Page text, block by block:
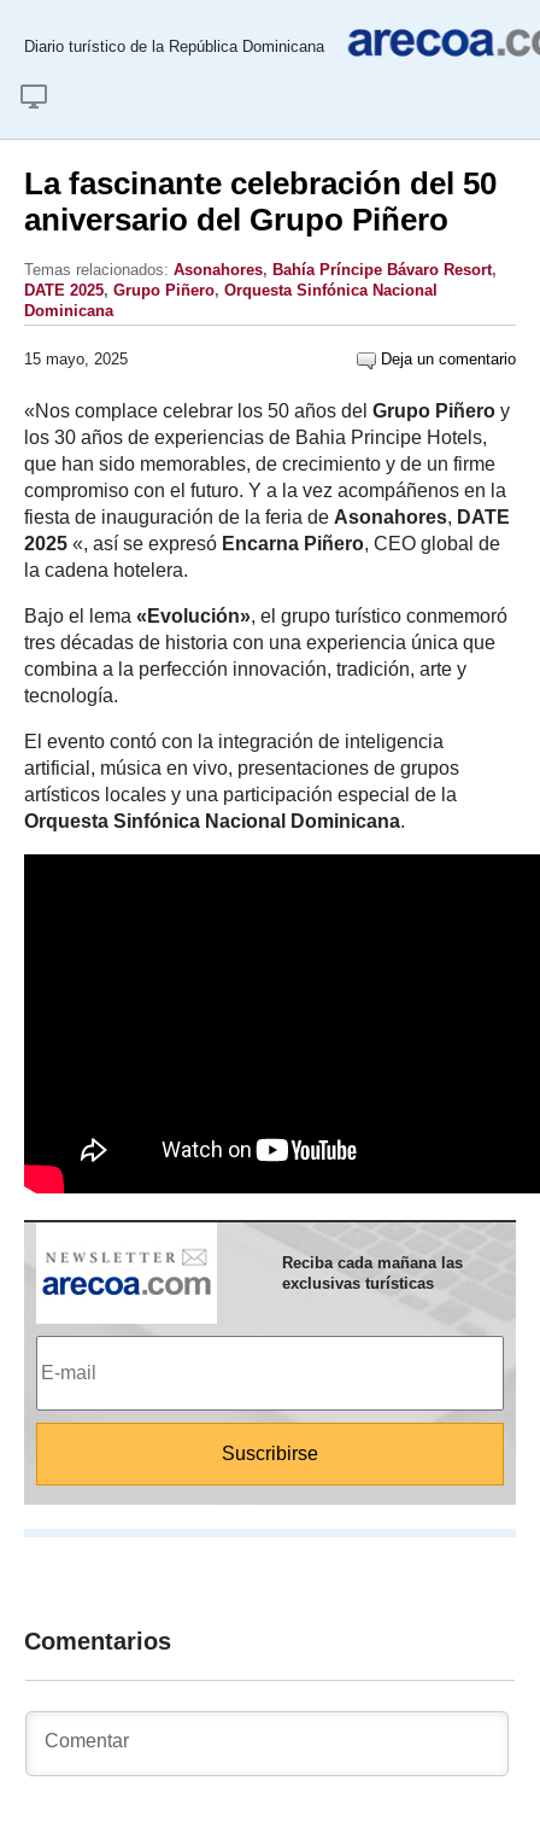
Diario turístico de la República Dominicana
La fascinante celebración del 50
aniversario del Grupo Piñero
Temas relacionados: Asonahores, Bahía Príncipe Bávaro Resort,
DATE 2025, Grupo Piñero, Orquesta Sinfónica Nacional
Dominicana
15 mayo, 2025 Deja un comentario
«Nos complace celebrar los 50 años del Grupo Piñero y
los 30 años de experiencias de Bahia Principe Hotels,
que han sido memorables, de crecimiento y de un firme
compromiso con el futuro. Y a la vez acompáñenos en la
fiesta de inauguración de la feria de Asonahores, DATE
2025 «, así se expresó Encarna Piñero, CEO global de
la cadena hotelera.
Bajo el lema «Evolución», el grupo turístico conmemoró
tres décadas de historia con una experiencia única que
combina a la perfección innovación, tradición, arte y
tecnología.
El evento contó con la integración de inteligencia
artificial, música en vivo, presentaciones de grupos
artísticos locales y una participación especial de la
Orquesta Sinfónica Nacional Dominicana.
Reciba cada mañana las
exclusivas turísticas
Comentarios